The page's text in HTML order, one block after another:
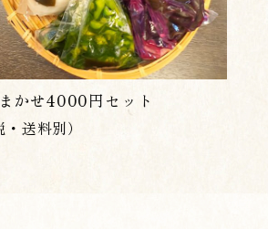
かせ4000円セット
・送料別）